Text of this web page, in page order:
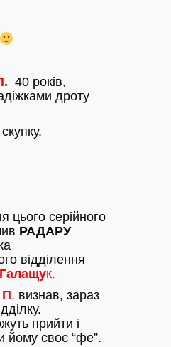
40 років,
дроту
цього серійного
РАДАРУ
відділення
к.
П. визнав, зараз
прийти і
йому своє “фе”.